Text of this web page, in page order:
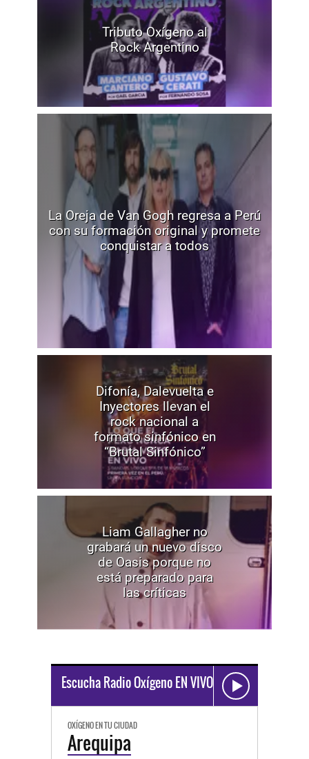
Tributo Oxígeno al
Rock Argentino
La Oreja de Van Gogh regresa a Perú
con su formación original y promete
conquistar a todos
Difonía, Dalevuelta e
Inyectores llevan el
rock nacional a
formato sinfónico en
“Brutal Sinfónico”
Liam Gallagher no
grabará un nuevo disco
de Oasis porque no
está preparado para
las críticas
Escucha Radio Oxígeno EN VIVO
OXÍGENO EN TU CIUDAD
Arequipa